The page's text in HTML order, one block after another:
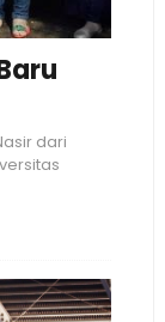
dari